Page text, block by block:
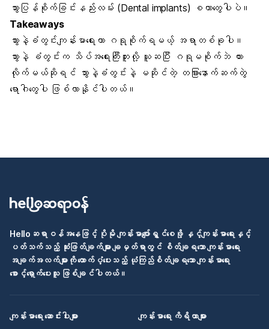
သွားပြန်စိုက်ခြင်းနည်းလမ်း (Dental implants) စတာတွေပါပဲ။
Takeaways
သွားနဲ့ခံတွင်းကျန်းမာရေးဟာ ဂရုစိုက်ရမယ့် အရာတစ်ခုပါ။
သွားနဲ့ ခံတွင်းက သိပ်အရေးကြီးဘူးလို့ ယူဆပြီး ဂရုမစိုက်ဘဲ ထား
လိုက်မယ်ဆိုရင် သွားနဲ့ခံတွင်းနဲ့ မဆိုင်တဲ့ တခြားနောက်ဆက်တွဲ
ရောဂါတွေပါ ဖြစ်လာနိုင်ပါတယ်။
Helloဆရာဝန်အနေဖြင့် ပိုမို ကျန်းမာပျော်ရွှင်စေဖို့ နှင့်ကျန်းမာရေးနှင့်
ပတ်သက်သည့် ဆုံးဖြတ်ချက်များ ချမှတ်ရာတွင် စိတ်ချရသော ကျန်းမာရေး
အချက်အလက်များကို ထောက်ပံ့ပေးသည့် ယုံကြည်စိတ်ချရသော ကျန်းမာရေး
စောင့်ရှောက်ပေးသူ ဖြစ်ချင်ပါတယ်။
ကျန်းမာရေး ဆောင်းပါးများ ကျန်းမာရေး ကိရိယာများ